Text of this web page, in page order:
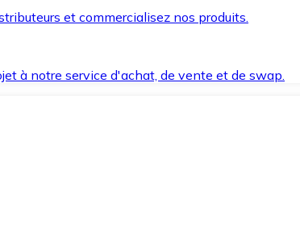
et commercialisez nos produits.
à notre service d'achat, de vente et de swap.